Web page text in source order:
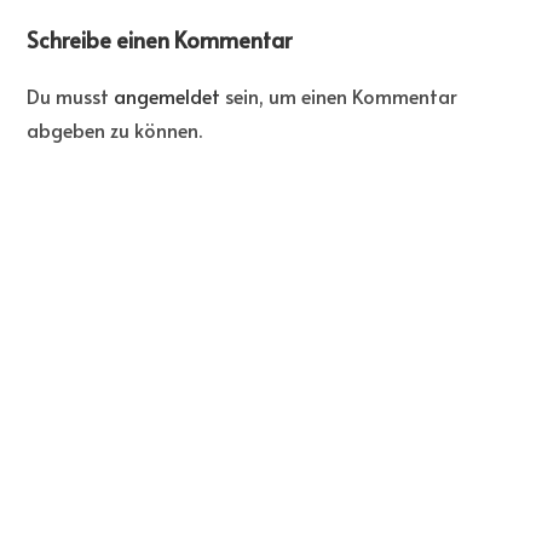
Schreibe einen Kommentar
Du musst angemeldet sein, um einen Kommentar
abgeben zu können.